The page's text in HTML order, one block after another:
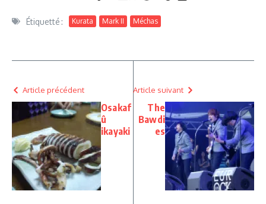
Étiquetté : Kurata Mark II Méchas
Article précédent
Osakaf
û
ikayaki
Article suivant
The
Bawdi
es